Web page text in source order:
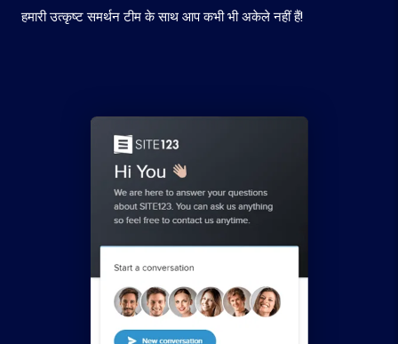
हमारी उत्कृष्ट समर्थन टीम के साथ आप कभी भी अकेले नहीं हैं!